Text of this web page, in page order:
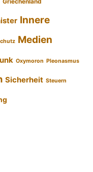
Innere
Medien
Oxymoron Pleonasmus
Sicherheit Steuern